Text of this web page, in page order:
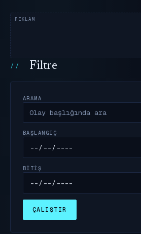
Filtre
ARAMA
BAŞLANGIÇ
BITIŞ
ÇALIŞTIR